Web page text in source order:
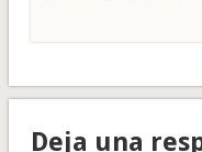
Deja una